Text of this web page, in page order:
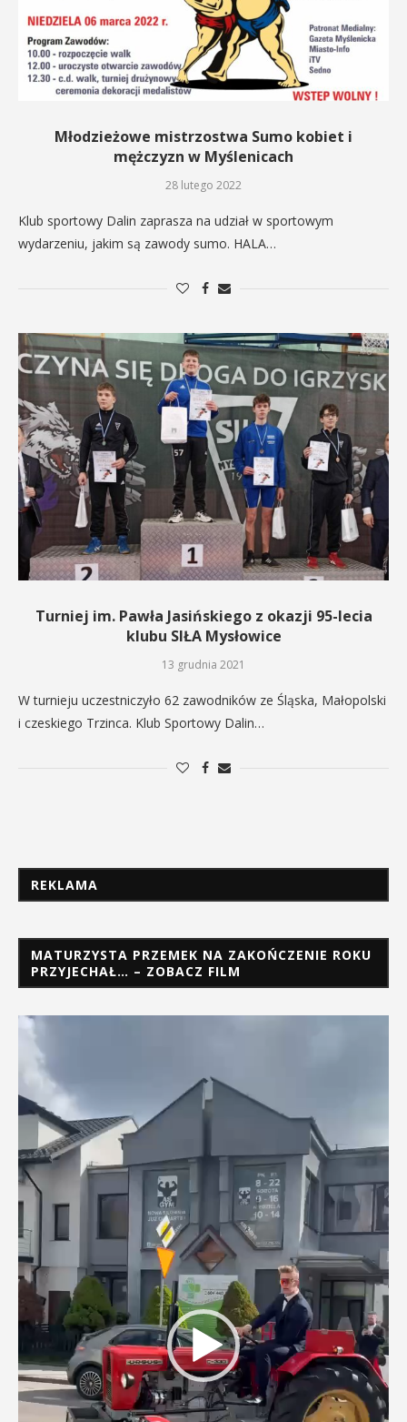
Młodzieżowe mistrzostwa Sumo kobiet i
mężczyzn w Myślenicach
28 lutego 2022
Klub sportowy Dalin zaprasza na udział w sportowym
wydarzeniu, jakim są zawody sumo. HALA…
Turniej im. Pawła Jasińskiego z okazji 95-lecia
klubu SIŁA Mysłowice
13 grudnia 2021
W turnieju uczestniczyło 62 zawodników ze Śląska, Małopolski
i czeskiego Trzinca. Klub Sportowy Dalin…
REKLAMA
MATURZYSTA PRZEMEK NA ZAKOŃCZENIE ROKU
PRZYJECHAŁ… – ZOBACZ FILM
Odtwarzacz